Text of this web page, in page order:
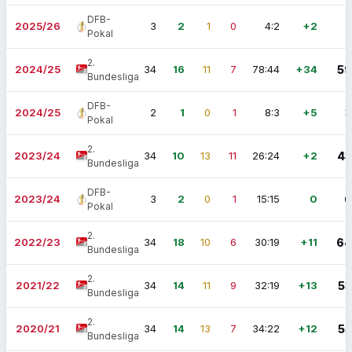
2025/26
DFB-
Pokal
3 2 1 0 4:2 +2
2024/25
2.
Bundesliga
34 16 11 7 78:44 +34 59
2024/25
DFB-
Pokal
2 1 0 1 8:3 +5 3
2023/24
2.
Bundesliga
34 10 13 11 26:24 +2 43
2023/24
DFB-
Pokal
3 2 0 1 15:15 0 6
2022/23
2.
Bundesliga
34 18 10 6 30:19 +11 64
2021/22
2.
Bundesliga
34 14 11 9 32:19 +13 53
2020/21
2.
Bundesliga
34 14 13 7 34:22 +12 55